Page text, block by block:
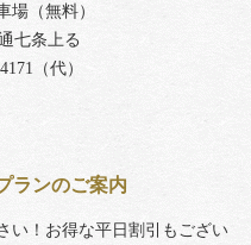
場（無料）
七条上る
（代）
ランのご案内
い！お得な平日割引もござい